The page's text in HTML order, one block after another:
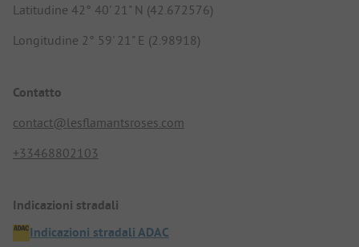
Latitudine 42° 40' 21" N (42.672576)
Longitudine 2° 59' 21" E (2.98918)
Contatto
contact@lesflamantsroses.com
+33468802103
Indicazioni stradali
Indicazioni stradali ADAC